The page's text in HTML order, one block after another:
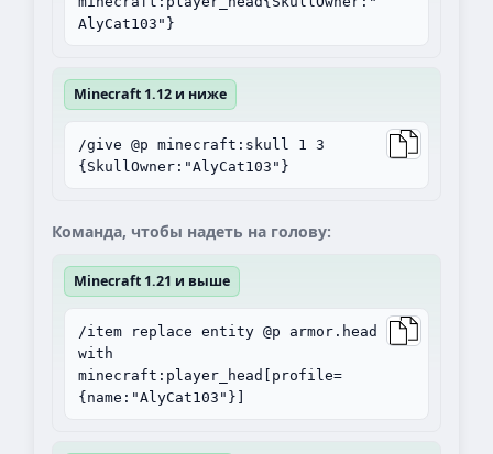
AlyCat103"}
Minecraft 1.12 и ниже
/give @p minecraft:skull 1 3
{SkullOwner:"AlyCat103"}
Команда, чтобы надеть на голову:
Minecraft 1.21 и выше
/item replace entity @p armor.head
with
minecraft:player_head[profile=
{name:"AlyCat103"}]